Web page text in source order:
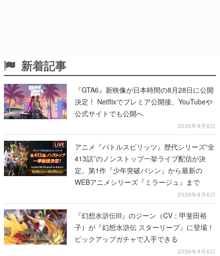
新着記事
『GTA6』新映像が日本時間の8月28日に公開
決定！ Netflixでプレミア公開後、YouTubeや
公式サイトでも公開へ
2026年8月6日
アニメ『バトルスピリッツ』歴代シリーズ“全
413話”のノンストップ一挙ライブ配信が決
定。第1作『少年突破バシン』から最新の
WEBアニメシリーズ『ミラージュ』まで
2026年8月6日
『幻想水滸伝III』のジーン（CV：甲斐田裕
子）が『幻想水滸伝 スターリープ』に登場！
ピックアップガチャで入手できる
2026年8月6日